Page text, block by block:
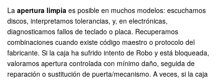
La apertura limpia es posible en muchos modelos: escuchamos
discos, interpretamos tolerancias, y, en electrónicas,
diagnosticamos fallos de teclado o placa. Recuperamos
combinaciones cuando existe código maestro o protocolo del
fabricante. Si la caja ha sufrido intento de Robo y está bloqueada,
valoramos apertura controlada con mínimo daño, seguida de
reparación o sustitución de puerta/mecanismo. A veces, si la caja